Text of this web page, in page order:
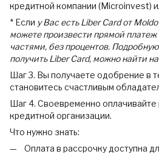
кредитной компании (Microinvest)
* Если у Вас есть Liber Card от
можете произвести прямой
частями, без процентов.
получить Liber Card, можно найти
Шаг 3. Вы получаете одобрение в
становитесь счастливым
Шаг 4. Своевременно оплачивайте
кредитной организации.
Что нужно знать:
Оплата в рассрочку доступна